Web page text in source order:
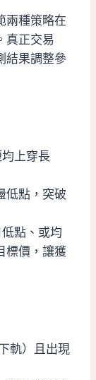
兩種策略在
真正交易
結果調整參
上穿長
低點，突破
點、或均
標價，讓獲
軌）且出現